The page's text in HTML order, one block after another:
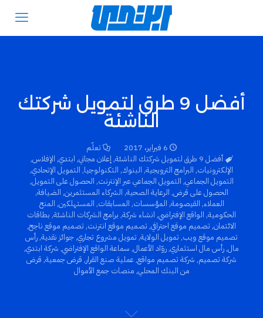
أفضل 9 طرق لتمويل شركتك
الناشئة
6 فبراير، 2017
تعلّم
أفضل 9 طرق لتمويل شركتك الناشئة
, إعلان مجاني, ابتدي, الإفلاس,
الإلكترونيات, البرامج الترويجية, البنوك, التكنولوجيا, التمويل الإتحادي,
التمويل الجماعي, التمويل الجماعي عبر الإنترنت, الحصول على التمويل,
الحصول على قرض, الرعاية الصحية, الشركاء المستثمرين, الضيافة,
العملاء, القيصومة, المؤسسات, المسابقات, المستهلكين, المنح
الحكومية, الواقع الإفتراضي, انشاء شركة, برامج الشركات الناشئة, بطاقات
الائتمان, تصميم موقع احترافي, تصميم موقع انترنت, تصميم موقع ناجح,
تصميم موقع ويب, تمويل الولاية, تمويل مشروع تجاري, جوائز نقدية, رأس
مال, رأس مال استثماري, روّاد الأعمال, سماعة الواقع الإفتراضي, شركة ابتدي,
شركة تصميم, شركة تصميم مواقع, عملية صنع القرار, قرض جمعية, قرض
من البنك المحلي, منصات جمع الأموال